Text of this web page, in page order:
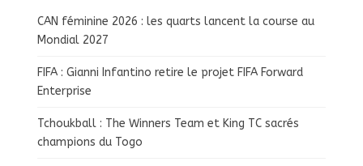
CAN féminine 2026 : les quarts lancent la course au
Mondial 2027
FIFA : Gianni Infantino retire le projet FIFA Forward
Enterprise
Tchoukball : The Winners Team et King TC sacrés
champions du Togo